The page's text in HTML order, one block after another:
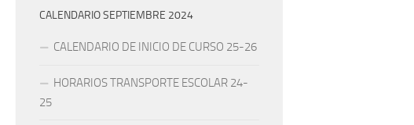
CALENDARIO SEPTIEMBRE 2024
CALENDARIO DE INICIO DE CURSO 25-26
HORARIOS TRANSPORTE ESCOLAR 24-
25